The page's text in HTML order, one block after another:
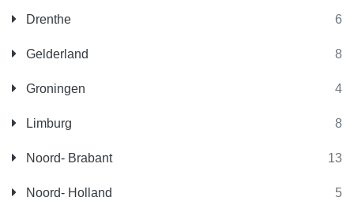
Drenthe 6
Gelderland 8
Groningen 4
Limburg 8
Noord- Brabant 13
Noord- Holland 5